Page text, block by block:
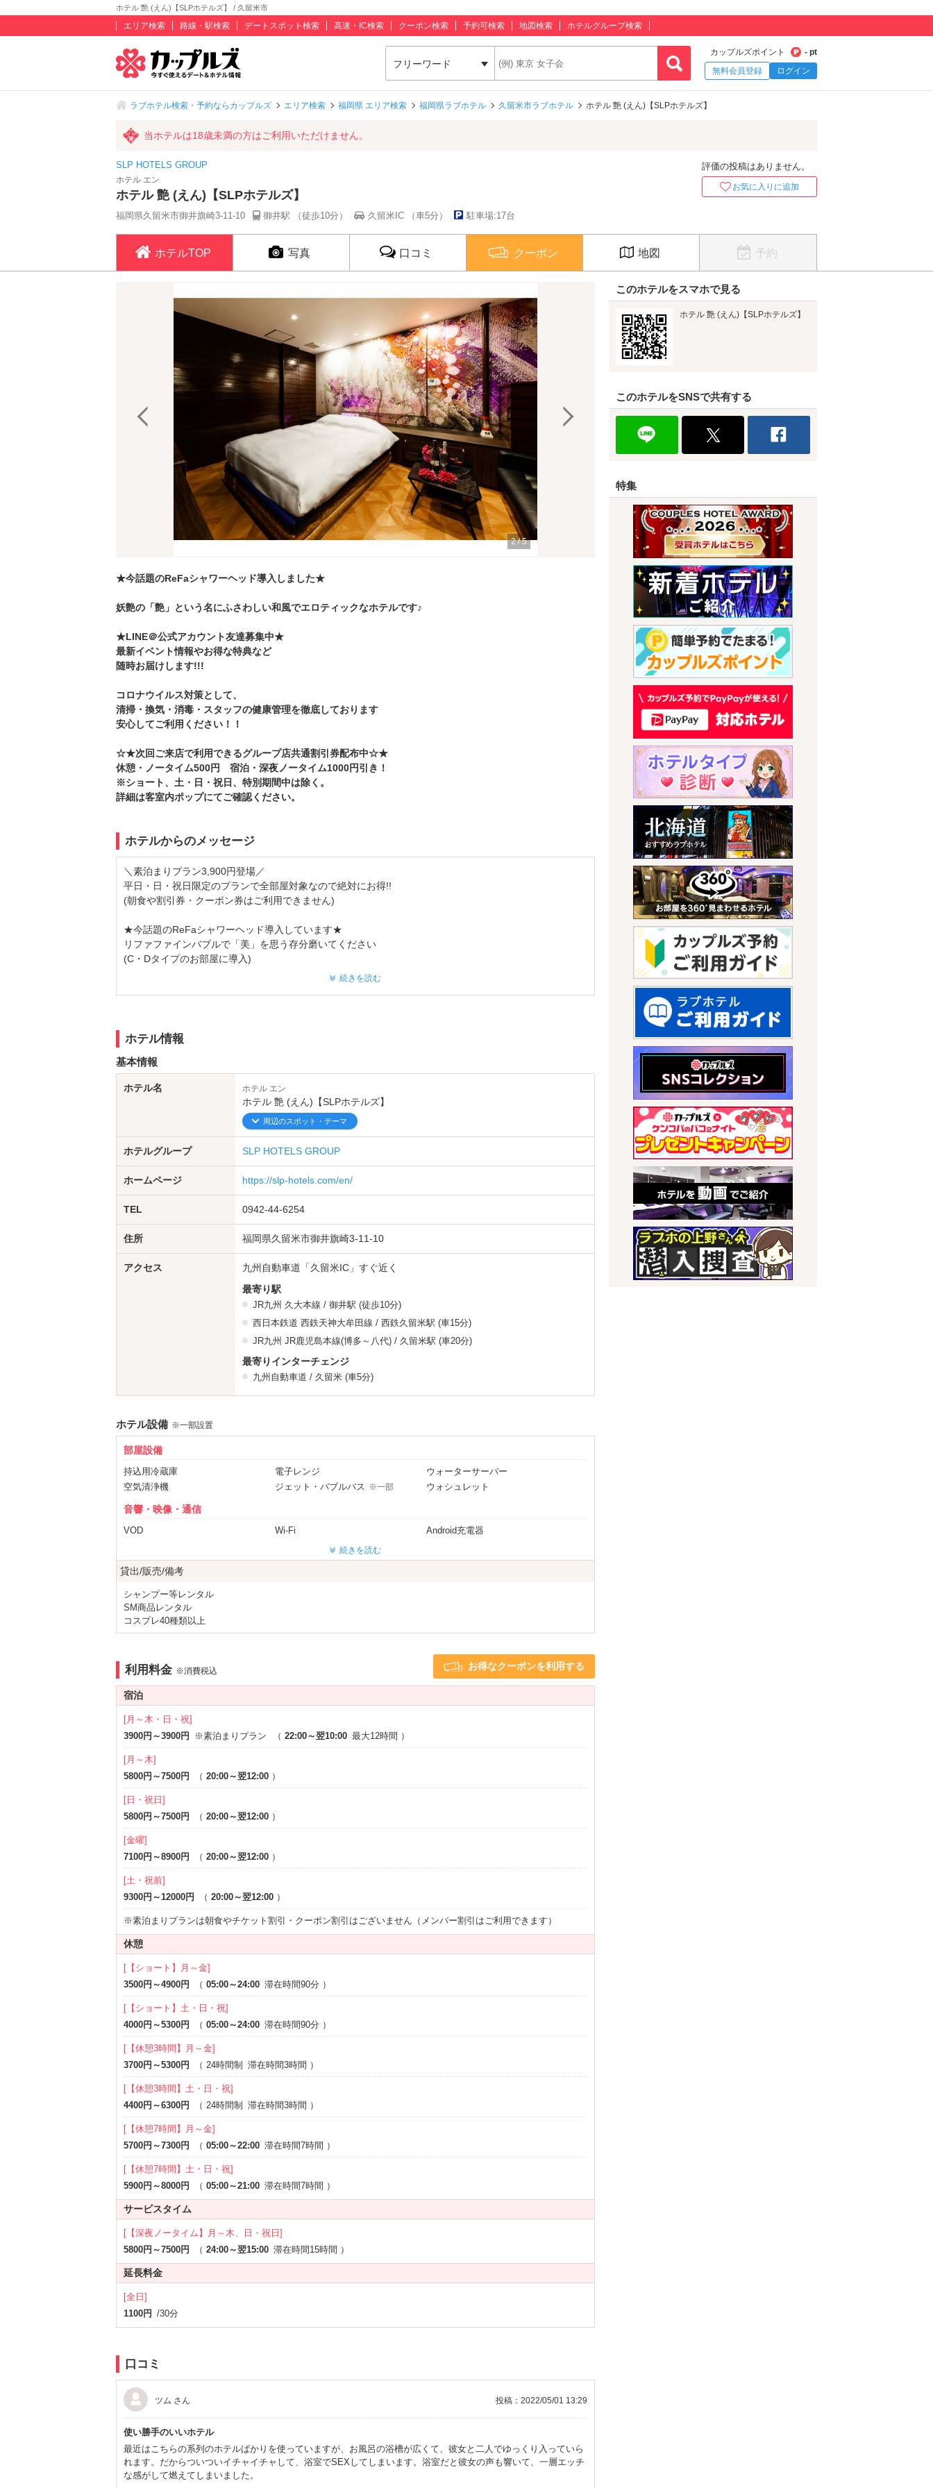
ホテル 艶 (えん)【SLPホテルズ】 / 久留米市
エリア検索 路線・駅検索 デートスポット検索 高速・IC検索 クーポン検索 予約可検索 地図検索 ホテルグループ検索
フリーワード
カップルズポイント
- pt
無料会員登録
ログイン
ラブホテル検索・予約ならカップルズ エリア検索 福岡県 エリア検索 福岡県ラブホテル 久留米市ラブホテル ホテル 艶 (えん)【SLPホテルズ】
当ホテルは18歳未満の方はご利用いただけません。
SLP HOTELS GROUP
ホテル エン
ホテル 艶 (えん)【SLPホテルズ】
福岡県久留米市御井旗崎3-11-10 御井駅 （徒歩10分） 久留米IC （車5分） 駐車場:17台
評価の投稿はありません。
お気に入りに追加
ホテルTOP 写真 口コミ クーポン 地図 予約
2/5
★今話題のReFaシャワーヘッド導入しました★
妖艶の「艶」という名にふさわしい和風でエロティックなホテルです♪
★LINE＠公式アカウント友達募集中★
最新イベント情報やお得な特典など
随時お届けします!!!
コロナウイルス対策として、
清掃・換気・消毒・スタッフの健康管理を徹底しております
安心してご利用ください！！
☆★次回ご来店で利用できるグループ店共通割引券配布中☆★
休憩・ノータイム500円 宿泊・深夜ノータイム1000円引き！
※ショート、土・日・祝日、特別期間中は除く。
詳細は客室内ポップにてご確認ください。
ホテルからのメッセージ
＼素泊まりプラン3,900円登場／
平日・日・祝日限定のプランで全部屋対象なので絶対にお得!!
(朝食や割引券・クーポン券はご利用できません)
★今話題のReFaシャワーヘッド導入しています★
リファファインバブルで「美」を思う存分磨いてください
(C・Dタイプのお部屋に導入)
★LINE＠公式アカウント友達募集中★
最新イベント情報やお得な特典など
随時お届けします!!!
ぜひ、『お友達追加』してみてくださいね(*^▽^*)
下記のURLをコピペして登録をお願いします
館内・客室において、消毒スプレー・次亜塩素酸による除菌、消毒・換気清掃を行っております
お客様の安心と安全を第一に考え、対策に取り組んでおります
あなたの憧れのあーんなシチュエーションができちゃうかも♡
当ホテルでは新型コロナウイルス対策を実施しております
館内・客室において、消毒スプレー・次亜塩素酸による除菌、消毒・換気清掃を行っております
また、スタッフの体調管理、こまめな手洗いうがい、アルコールによる手指消毒の徹底をしております
ご安心しておくつろぎくださいm（＿ ＿）ｍ
◆館内全エリアＷｉ－ｆｉ完備
◆シャンプー・ボディソープ貸し出し
映画・ドラマ・アニメ・お笑いアダルトなどなど、毎月更新☆
観たかったあの映画やドラマがお部屋で観れちゃう
お一人様1杯無料 生ビールorソフトドリンク全10種類の中からお選びください
◆全室ウォーターサーバー設置
◆コスチューム＆セクシーランジェリーレンタル（別途クリーニング代）
◆メンバーズカードが断然お得☆
平日室料5％ＯＦＦ 来店回数により最大20％ＯＦＦ
コスチュームレンタル割・食事割・メンバーズ会員特典も充実
ご利用金額100円につき1ポイント付与 ポイントを貯めて割引もできちゃう！
当日から使えるメンバーズカードはお部屋の冷蔵庫にて100円で販売
◆モーニングサービス（全日宿泊の方でメンバーズカード会員の方）
和食or洋食どちらかお一人様1品100円
※詳細はお部屋の案内POPをご確認ください
他店には負けないほどのサービス◎リーズナブルな価格☆
その他季節のイベントも開催中
ぜひホテル艶に足をお運びくださいｍ（＿ ＿）ｍ
続きを読む
ホテル情報
基本情報
ホテル名 ホテル エン
ホテル 艶 (えん)【SLPホテルズ】
周辺のスポット・テーマ
ホテルグループ SLP HOTELS GROUP
ホームページ https://slp-hotels.com/en/
TEL 0942-44-6254
住所 福岡県久留米市御井旗崎3-11-10
アクセス
九州自動車道「久留米IC」すぐ近く
最寄り駅
JR九州 久大本線 / 御井駅 (徒歩10分)
西日本鉄道 西鉄天神大牟田線 / 西鉄久留米駅 (車15分)
JR九州 JR鹿児島本線(博多～八代) / 久留米駅 (車20分)
最寄りインターチェンジ
九州自動車道 / 久留米 (車5分)
ホテル設備 ※一部設置
部屋設備
持込用冷蔵庫 電子レンジ
ウォーターサーバー
空気清浄機
ジェット・バブルバス ※一部 ウォシュレット
音響・映像・通信
VOD Wi-Fi
Android充電器
アメニティ
セレクトシャンプー ※一部
電気マッサージ器
部屋タイプ
続きを読む
貸出/販売/備考
シャンプー等レンタル
SM商品レンタル
コスプレ40種類以上
利用料金 ※消費税込 お得なクーポンを利用する
宿泊
[月～木・日・祝]
3900円～3900円
※素泊まりプラン （ 22:00～翌10:00 最大12時間 ）
[月～木]
5800円～7500円
（ 20:00～翌12:00 ）
[日・祝日]
5800円～7500円
（ 20:00～翌12:00 ）
[金曜]
7100円～8900円
（ 20:00～翌12:00 ）
[土・祝前]
9300円～12000円
（ 20:00～翌12:00 ）
※素泊まりプランは朝食やチケット割引・クーポン割引はございません（メンバー割引はご利用できます）
休憩
[【ショート】月～金]
3500円～4900円
（ 05:00～24:00 滞在時間90分 ）
[【ショート】土・日・祝]
4000円～5300円
（ 05:00～24:00 滞在時間90分 ）
[【休憩3時間】月～金]
3700円～5300円
（ 24時間制 滞在時間3時間 ）
[【休憩3時間】土・日・祝]
4400円～6300円
（ 24時間制 滞在時間3時間 ）
[【休憩7時間】月～金]
5700円～7300円
（ 05:00～22:00 滞在時間7時間 ）
[【休憩7時間】土・日・祝]
5900円～8000円
（ 05:00～21:00 滞在時間7時間 ）
サービスタイム
[【深夜ノータイム】月～木、日・祝日]
5800円～7500円
（ 24:00～翌15:00 滞在時間15時間 ）
延長料金
[全日]
1100円 /30分
口コミ
ツム さん 投稿：2022/05/01 13:29
使い勝手のいいホテル
最近はこちらの系列のホテルばかりを使っていますが、お風呂の浴槽が広くて、彼女と二人でゆっくり入っていら
れます。だからついついイチャイチャして、浴室でSEXしてしまいます。浴室だと彼女の声も響いて、一層エッチ
な感がして燃えてしまいました。
このホテルをスマホで見る
ホテル 艶 (えん)【SLPホテルズ】
このホテルをSNSで共有する
特集